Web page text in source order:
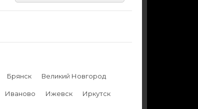
Брянск Великий Новгород
Иваново Ижевск Иркутск